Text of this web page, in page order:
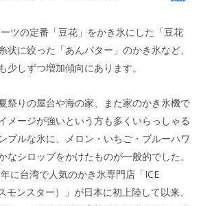
ツの定番「豆花」をかき氷にした「豆花
状に絞った「あんバター」のかき氷など、
少しずつ増加傾向にあります。
祭りの屋台や海の家、また家のかき氷機で
メージが強いという方も多くいらっしゃる
プルな氷に、メロン・いちご・ブルーハワ
なシロップをかけたものが一般的でした。
に台湾で人気のかき氷専門店「ICE
モンスター）」が日本に初上陸して以来、